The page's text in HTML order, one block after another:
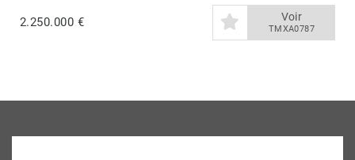
2.250.000 € Voir
TMXA0787